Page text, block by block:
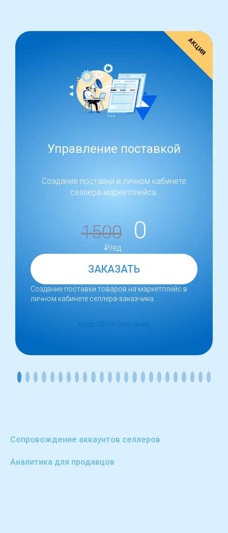
Управление поставкой
Создание поставки в личном кабинете
селлера маркетплейса.
1500 0
₽/ед.
АКЦИЯ
ЗАКАЗАТЬ
Создание поставки товаров на маркетплейс в
личном кабинете селлера-заказчика.
подробное описание
Сопровождение аккаунтов селлеров
Аналитика для продавцов